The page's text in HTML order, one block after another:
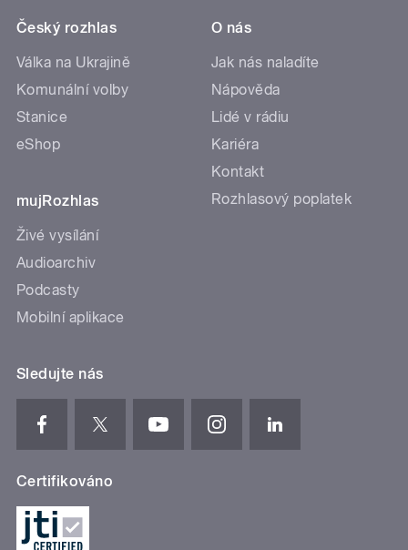
Český rozhlas
Válka na Ukrajině
Komunální volby
Stanice
eShop
mujRozhlas
Živé vysílání
Audioarchiv
Podcasty
Mobilní aplikace
O nás
Jak nás naladíte
Nápověda
Lidé v rádiu
Kariéra
Kontakt
Rozhlasový poplatek
Sledujte nás
Certifikováno